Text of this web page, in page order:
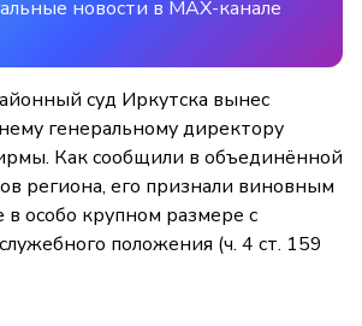
новости в MAX-канале
суд Иркутска вынес
генеральному директору
Как сообщили в объединённой
региона, его признали виновным
особо крупном размере с
положения (ч. 4 ст. 159